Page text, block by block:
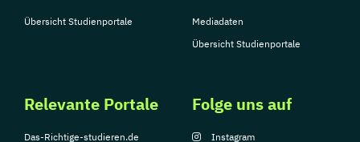
Übersicht Studienportale
Mediadaten
Übersicht Studienportale
Relevante Portale
Das-Richtige-studieren.de
Folge uns auf
Instagram